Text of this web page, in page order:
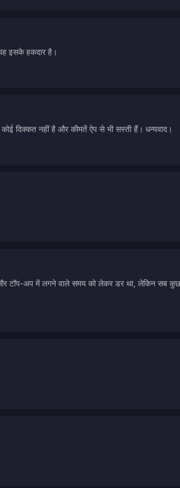
इसके हकदार है।
दिक्कत नहीं है और कीमतें ऐप से भी सस्ती हैं। धन्यवाद।
टॉप-अप में लगने वाले समय को लेकर डर था, लेकिन सब कुछ